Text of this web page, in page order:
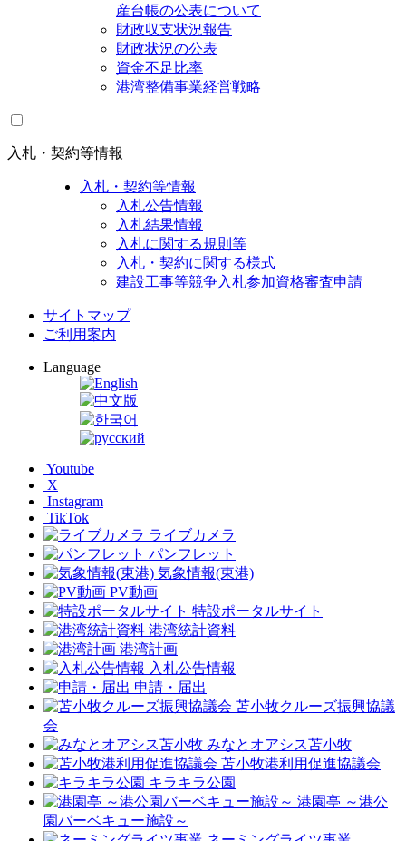
産台帳の公表について
財政収支状況報告
財政状況の公表
資金不足比率
港湾整備事業経営戦略
入札・契約等情報
入札・契約等情報
入札公告情報
入札結果情報
入札に関する規則等
入札・契約に関する様式
建設工事等競争入札参加資格審査申請
サイトマップ
ご利用案内
Language
Youtube
X
Instagram
TikTok
ライブカメラ
パンフレット
気象情報(東港)
PV動画
特設ポータルサイト
港湾統計資料
港湾計画
入札公告情報
申請・届出
苫小牧クルーズ振興協議
会
みなとオアシス苫小牧
苫小牧港利用促進協議会
キラキラ公園
港園亭 ～港公
園バーベキュー施設～